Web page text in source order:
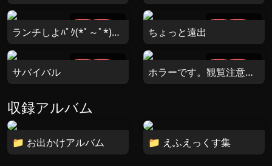
ランチしよﾊﾟｸ(*ﾟ～ﾟ*)ﾓｸﾞ ﾓ
2
ちょっと遠出
2
サバイバル
1
ホラーです。観覧注意です。
5
収録アルバム
📁 お出かけアルバム 📁 えふえっくす集